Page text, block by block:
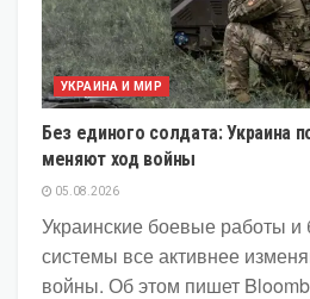
УКРАИНА И МИР
Без единого солдата: Украина
меняют ход войны
05.08.2026
Украинские боевые работы и
системы все активнее
войны. Об этом пишет